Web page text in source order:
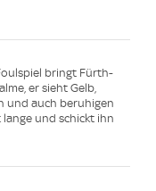
bringt Fürth-
er sieht Gelb,
und auch beruhigen
lange und schickt ihn